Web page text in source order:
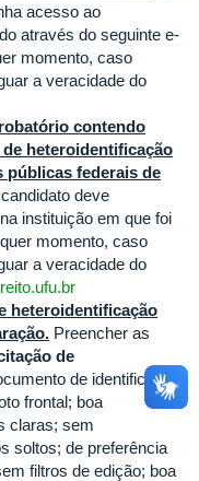
acesso ao
através do seguinte e-
momento, caso
a veracidade do
contendo
heteroidentificação
federais de
deve
instituição em que foi
momento, caso
a veracidade do
heteroidentificação
Preencher as
de
de identificação
frontal; boa
claras; sem
soltos; de preferência
filtros de edição; boa